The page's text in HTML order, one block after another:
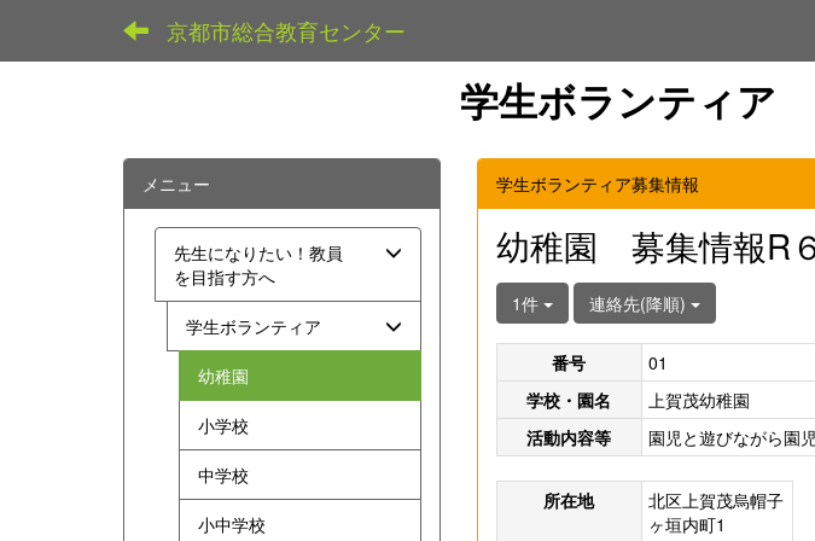
京都市総合教育センター
学生ボランティア
学生ボランティア募集情報
幼稚園 募集情報R
1件 連絡先(降順)
番号
01
学校・園名
上賀茂幼稚園
活動内容等
園児と遊びながら園
所在地
北区上賀茂烏帽子
ヶ垣内町1
メニュー
先生になりたい！教員
を目指す方へ
学生ボランティア
幼稚園
小学校
中学校
小中学校